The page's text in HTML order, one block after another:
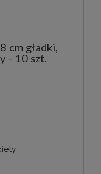
cm gładki,
- 10 szt.